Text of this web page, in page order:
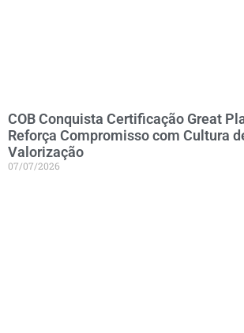
COB Conquista Certificação Great
Reforça Compromisso com Cultura
Valorização
07/07/2026